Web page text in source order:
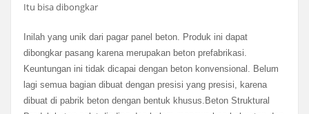
Itu bisa dibongkar
Inilah yang unik dari pagar panel beton. Produk ini dapat
dibongkar pasang karena merupakan beton prefabrikasi.
Keuntungan ini tidak dicapai dengan beton konvensional. Belum
lagi semua bagian dibuat dengan presisi yang presisi, karena
dibuat di pabrik beton dengan bentuk khusus.Beton Struktural